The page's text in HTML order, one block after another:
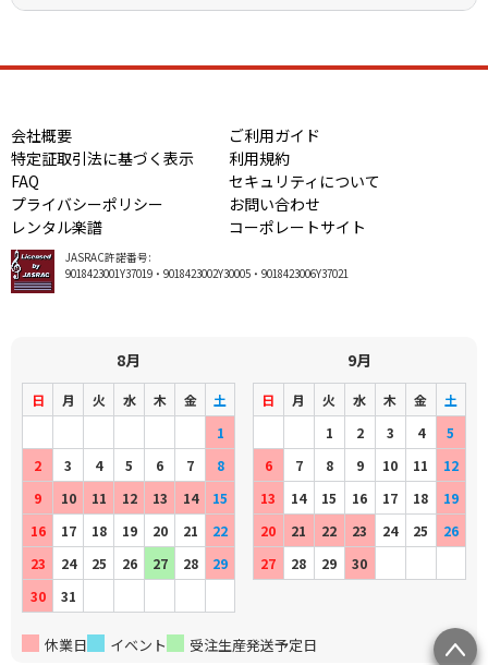
会社概要
ご利用ガイド
特定証取引法に基づく表示
利用規約
FAQ
セキュリティについて
プライバシーポリシー
お問い合わせ
レンタル楽譜
コーポレートサイト
JASRAC許諾番号:
9018423001Y37019・9018423002Y30005・9018423006Y37021
8月
日 月 火 水 木 金
土
1
2
3 4 5 6 7
8
9
10 11 12 13 14
15
16
17 18 19 20 21
22
23
24 25 26 27 28
29
30
31
9月
日 月 火 水 木 金
土
1
2 3 4
5
6
7 8 9 10 11
12
13
14 15 16 17 18
19
20
21 22 23 24 25
26
27
28 29 30
休業日 イベント 受注生産発送予定日